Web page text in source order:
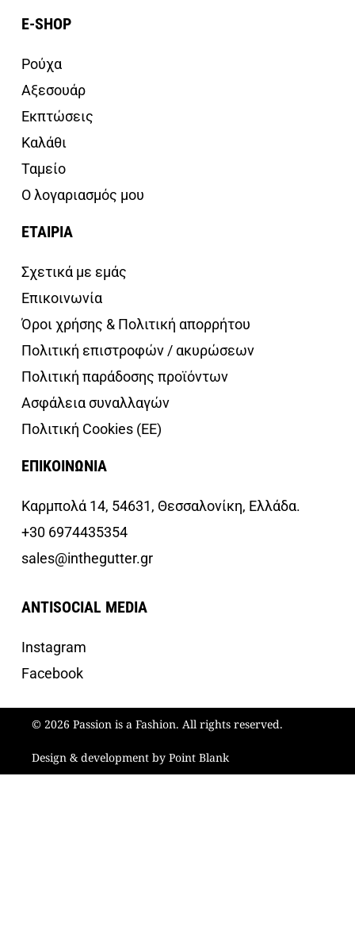
E-SHOP
Ρούχα
Αξεσουάρ
Εκπτώσεις
Καλάθι
Ταμείο
Ο λογαριασμός μου
ΕΤΑΙΡΙΑ
Σχετικά με εμάς
Επικοινωνία
Όροι χρήσης & Πολιτική απορρήτου
Πολιτική επιστροφών / ακυρώσεων
Πολιτική παράδοσης προϊόντων
Ασφάλεια συναλλαγών
Πολιτική Cookies (ΕΕ)
ΕΠΙΚΟΙΝΩΝΙΑ
Καρμπολά 14, 54631, Θεσσαλονίκη, Ελλάδα.
+30 6974435354
sales@inthegutter.gr
ANTISOCIAL MEDIA
Instagram
Facebook
© 2026 Passion is a Fashion. All rights reserved.
Design & development by Point Blank